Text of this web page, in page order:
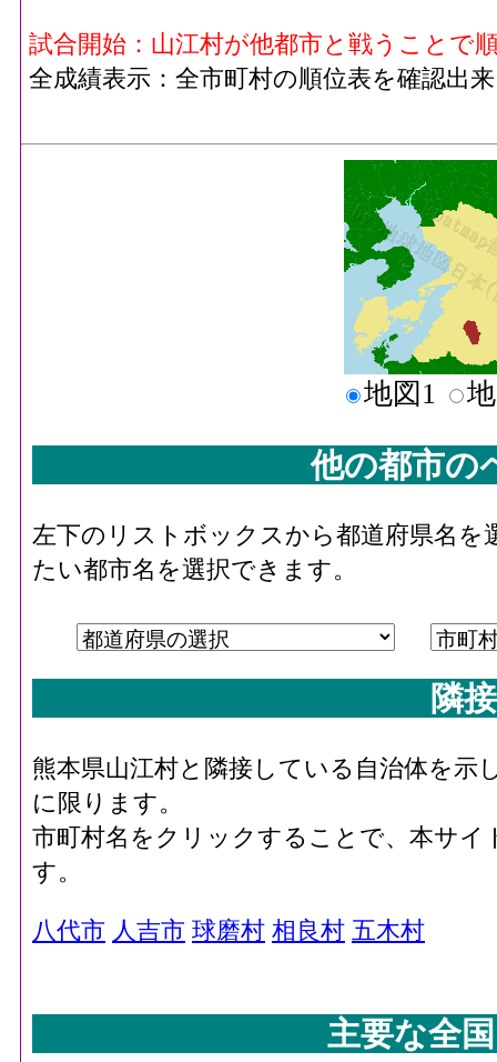
試合開始：山江村が他都市と戦うことで
全成績表示：全市町村の順位表を確認出
地図1
他の都市の
左下のリストボックスから都道府県名
たい都市名を選択できます。
隣
熊本県山江村と隣接している自治体を示
に限ります。
市町村名をクリックすることで、本サ
す。
八代市 人吉市 球磨村 相良村 五木村
主要な全